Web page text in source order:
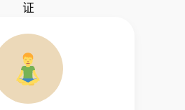
证